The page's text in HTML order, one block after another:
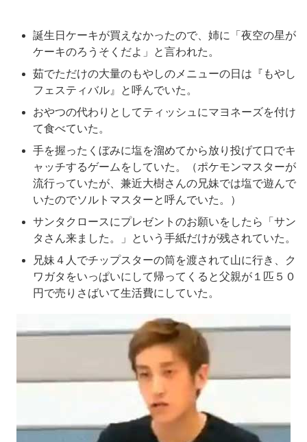
誕生日ケーキが買えなかったので、姉に「夜空の星が
ケーキのろうそくだよ」と言われた。
茹でただけの大量のもやしのメニューの日は『もやし
フェスティバル』と呼んでいた。
おやつの代わりとしてティッシュにマヨネーズを付け
て食べていた。
手を握ったくぼみに塩を溜めてから放り投げて口でキ
ャッチするゲームをしていた。（ポケモンマスターが
流行っていたが、兼近大樹さんの兄妹では塩で遊んで
いたのでソルトマスターと呼んでいた。）
サンタクロースにプレゼントのお願いをしたら「サン
タさん来ました。」という手紙だけが残されていた。
兄妹４人でチップスターの筒を渡されて山に行き、ク
ワガタをいっぱいにして帰ってくると父親が１匹５０
円で売りさばいて生活費にしていた。